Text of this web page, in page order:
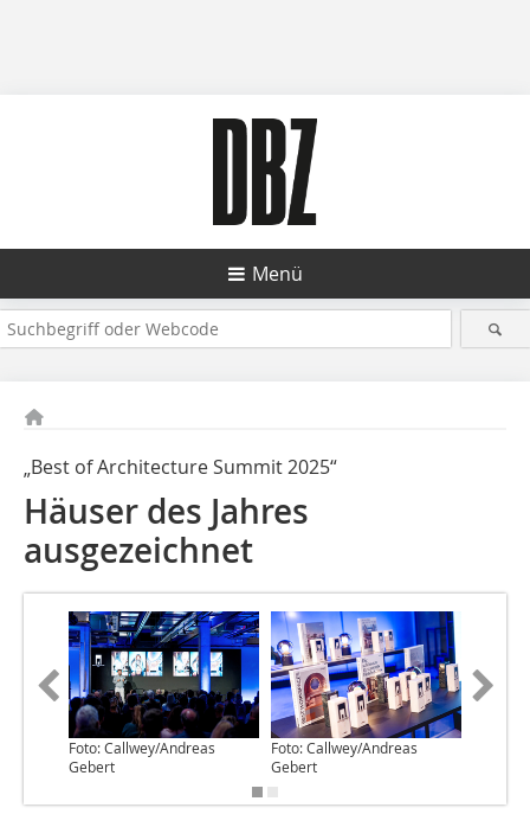
Menü
„Best of Architecture Summit 2025“
Häuser des Jahres
ausgezeichnet
Foto: Callwey/Andreas
Gebert
Foto: Callwey/Andreas
Gebert